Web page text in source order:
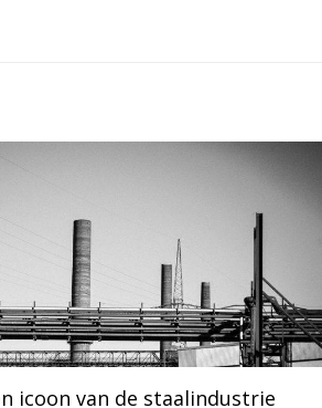
icoon van de staalindustrie